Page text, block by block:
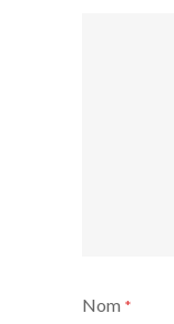
Nom *